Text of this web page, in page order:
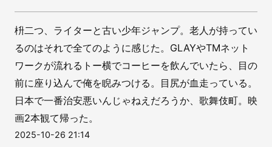
枡二つ、ライターと古い少年ジャンプ。老人が持ってい
るのはそれで全てのように感じた。GLAYやTMネット
ワークが流れるトー横でコーヒーを飲んでいたら、目の
前に座り込んで俺を睨みつける。目尻が血走っている。
日本で一番治安悪いんじゃねえだろうか、歌舞伎町。映
画2本観て帰った。
2025-10-26 21:14